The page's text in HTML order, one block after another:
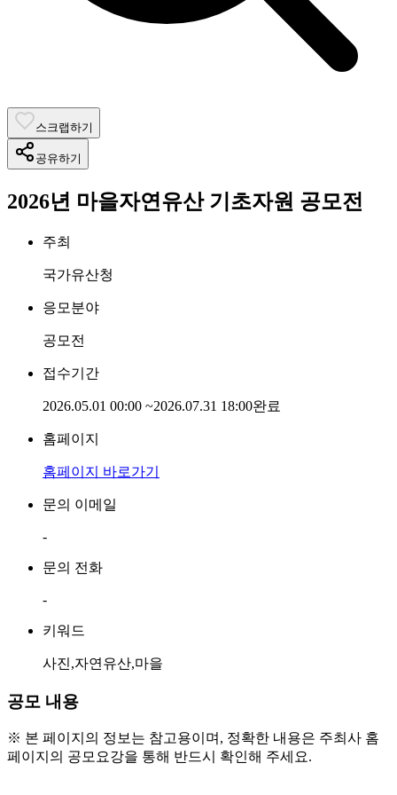
스크랩하기
공유하기
2026년 마을자연유산 기초자원 공모전
주최
국가유산청
응모분야
공모전
접수기간
2026.05.01 00:00 ~2026.07.31 18:00완료
홈페이지
홈페이지 바로가기
문의 이메일
-
문의 전화
-
키워드
사진,자연유산,마을
공모 내용
※ 본 페이지의 정보는 참고용이며, 정확한 내용은 주최사 홈
페이지의 공모요강을 통해 반드시 확인해 주세요.